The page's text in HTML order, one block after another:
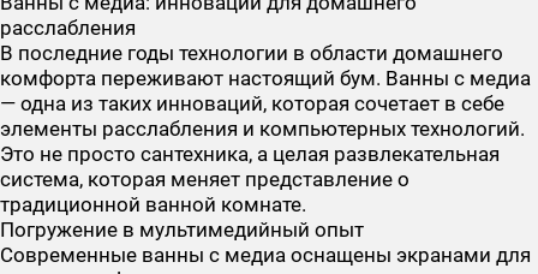
расслабления
В последние годы технологии в области домашнего
комфорта переживают настоящий бум. Ванны с медиа
— одна из таких инноваций, которая сочетает в себе
элементы расслабления и компьютерных технологий.
Это не просто сантехника, а целая развлекательная
система, которая меняет представление о
традиционной ванной комнате.
Погружение в мультимедийный опыт
Современные ванны с медиа оснащены экранами для